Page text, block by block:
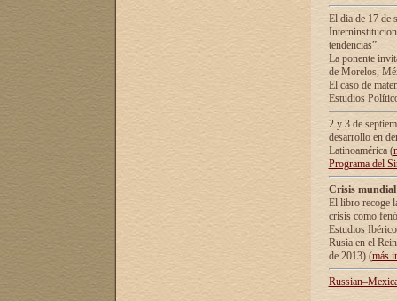
El dia de 17 de
tendencias”.
La ponente
de Morelos,
El caso de
Estudios
2 y 3 de
desarrollo en
Latinoamérica (
Programa del
Crisis
El libro recoge
crisis como
Estudios
Rusia en el
de 2013) (más